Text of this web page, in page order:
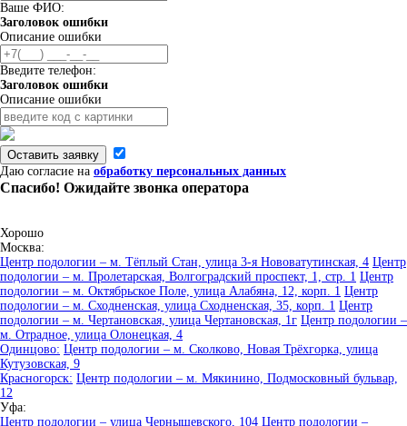
Ваше ФИО:
Заголовок ошибки
Описание ошибки
Введите телефон:
Заголовок ошибки
Описание ошибки
Оставить заявку
Даю согласие на обработку персональных данных
Спасибо! Ожидайте звонка оператора
Хорошо
Москва:
Центр подологии – м. Тёплый Стан, улица 3-я Нововатутинская, 4 Центр
подологии – м. Пролетарская, Волгоградский проспект, 1, стр. 1 Центр
подологии – м. Октябрьское Поле, улица Алабяна, 12, корп. 1 Центр
подологии – м. Сходненская, улица Сходненская, 35, корп. 1 Центр
подологии – м. Чертановская, улица Чертановская, 1г Центр подологии –
м. Отрадное, улица Олонецкая, 4
Одинцово: Центр подологии – м. Сколково, Новая Трёхгорка, улица
Кутузовская, 9
Красногорск: Центр подологии – м. Мякинино, Подмосковный бульвар,
12
Уфа:
Центр подологии – улица Чернышевского, 104 Центр подологии –